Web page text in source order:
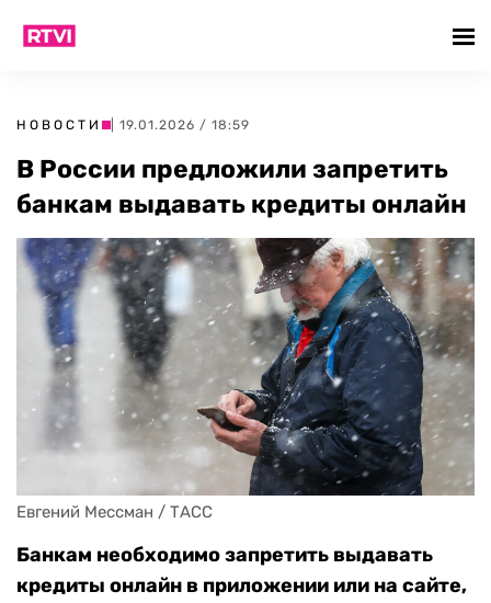
НОВОСТИ | 19.01.2026 / 18:59
В России предложили запретить
банкам выдавать кредиты онлайн
Евгений Мессман / ТАСС
Банкам необходимо запретить выдавать
кредиты онлайн в приложении или на сайте,